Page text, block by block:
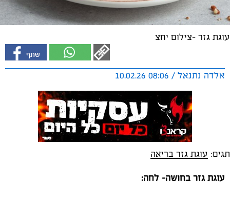
עוגת גזר -צילום יחצ
אלדה נתנאל / 08:06 10.02.26
תגים: עוגת גזר בריאה
עוגת גזר בחושה- לחה: